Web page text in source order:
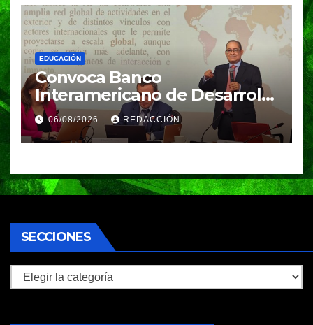
EDUCACIÓN
Convoca Banco
Interamericano de Desarrollo
a investigador BUAP para
análisis internacional
06/08/2026 REDACCIÓN
SECCIONES
Secciones